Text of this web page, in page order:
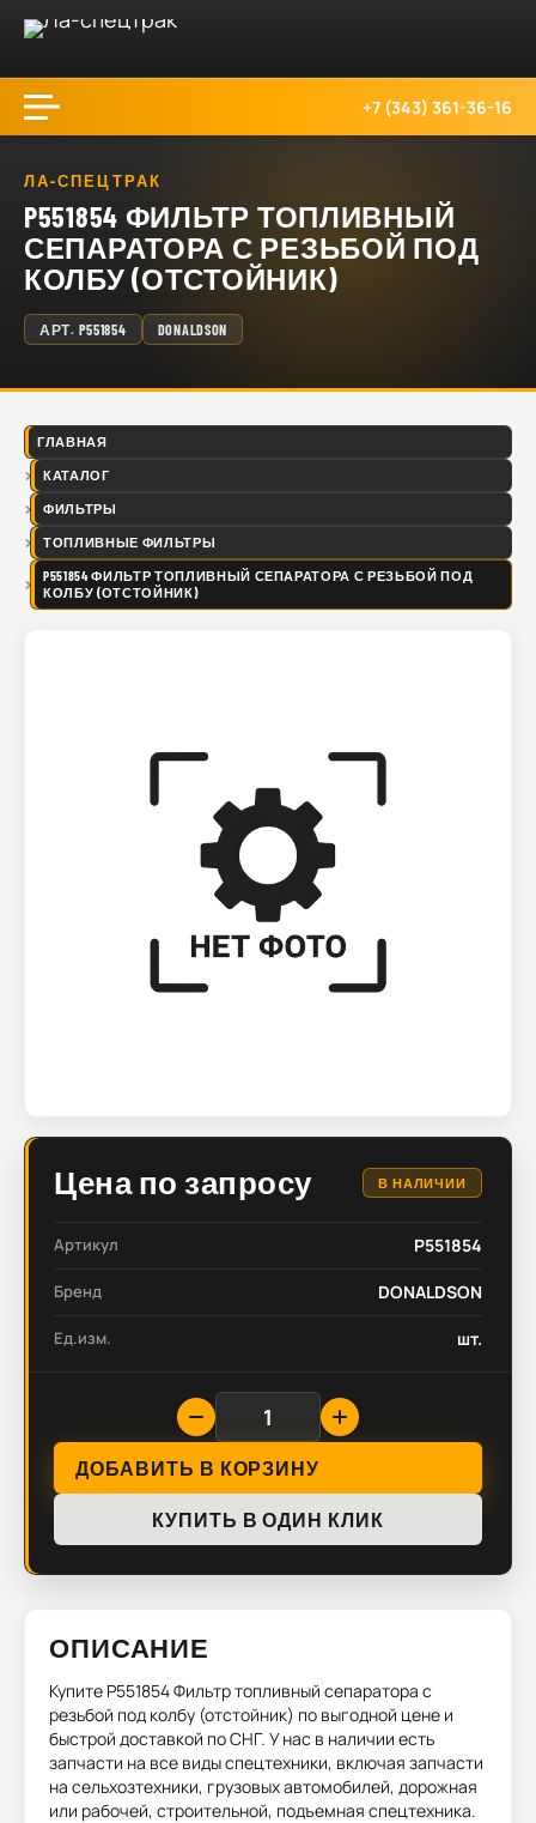
+7 (343) 361-36-16
ЛА-СПЕЦТРАК
P551854 ФИЛЬТР ТОПЛИВНЫЙ
СЕПАРАТОРА С РЕЗЬБОЙ ПОД
КОЛБУ (ОТСТОЙНИК)
АРТ. P551854 DONALDSON
ГЛАВНАЯ
КАТАЛОГ
ФИЛЬТРЫ
ТОПЛИВНЫЕ ФИЛЬТРЫ
P551854 ФИЛЬТР ТОПЛИВНЫЙ СЕПАРАТОРА С РЕЗЬБОЙ ПОД
КОЛБУ (ОТСТОЙНИК)
Цена по запросу В НАЛИЧИИ
Артикул P551854
Бренд DONALDSON
Ед.изм. шт.
ДОБАВИТЬ В КОРЗИНУ
КУПИТЬ В ОДИН КЛИК
ОПИСАНИЕ
Купите P551854 Фильтр топливный сепаратора с
резьбой под колбу (отстойник) по выгодной цене и
быстрой доставкой по СНГ. У нас в наличии есть
запчасти на все виды спецтехники, включая запчасти
на сельхозтехники, грузовых автомобилей, дорожная
или рабочей, строительной, подъемная спецтехника.